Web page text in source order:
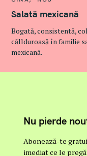
T
E
O
R
I
E
Salată mexicană
Bogată, consistentă,
căllduroasă în familie
mexicană.
Nu pierde
Abonează-te
imediat ce le